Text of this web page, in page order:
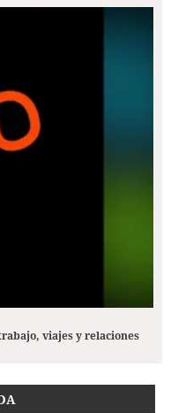
viajes y relaciones